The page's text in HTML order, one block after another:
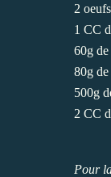
2
1 CC
60g de
80g
500g
2 CC
Pour